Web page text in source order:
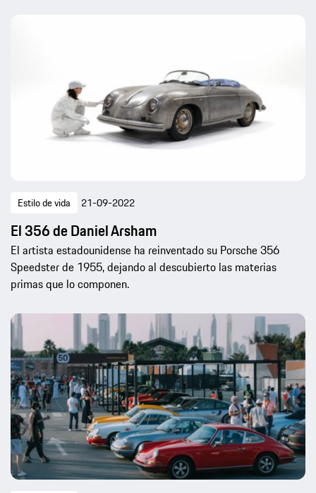
Estilo de vida 21-09-2022
El 356 de Daniel Arsham
El artista estadounidense ha reinventado su Porsche 356
Speedster de 1955, dejando al descubierto las materias
primas que lo componen.